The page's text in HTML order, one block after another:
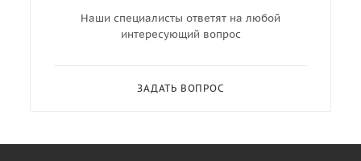
Наши специалисты ответят на любой
интересующий вопрос
ЗАДАТЬ ВОПРОС